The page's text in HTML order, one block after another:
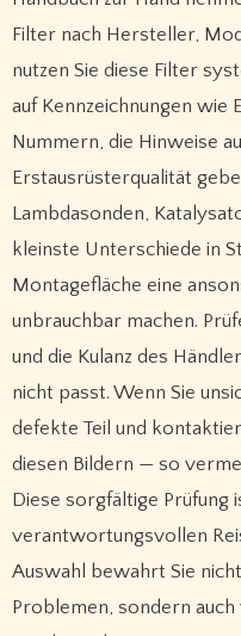
Filter nach Hersteller,
nutzen Sie diese Filter
auf Kennzeichnungen
Nummern, die Hinweise
Erstausrüsterqualität
Lambdasonden,
kleinste Unterschiede in
Montagefläche eine
unbrauchbar machen.
und die Kulanz des
nicht passt. Wenn Sie
defekte Teil und
diesen Bildern — so
Diese sorgfältige Prüfung
verantwortungsvollen
Auswahl bewahrt Sie
Problemen, sondern